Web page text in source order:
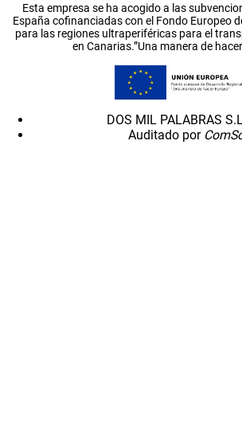
Esta empresa se ha acogido a las
España cofinanciadas con el Fondo Europeo
para las regiones ultraperiféricas para el
en Canarias.”Una manera de
DOS MIL PALABRAS
Auditado por